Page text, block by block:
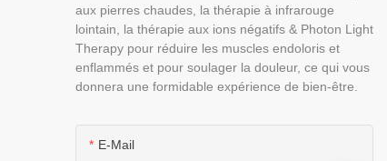
aux pierres chaudes, la thérapie à infrarouge
lointain, la thérapie aux ions négatifs & Photon Light
Therapy pour réduire les muscles endoloris et
enflammés et pour soulager la douleur, ce qui vous
donnera une formidable expérience de bien-être.
E-Mail